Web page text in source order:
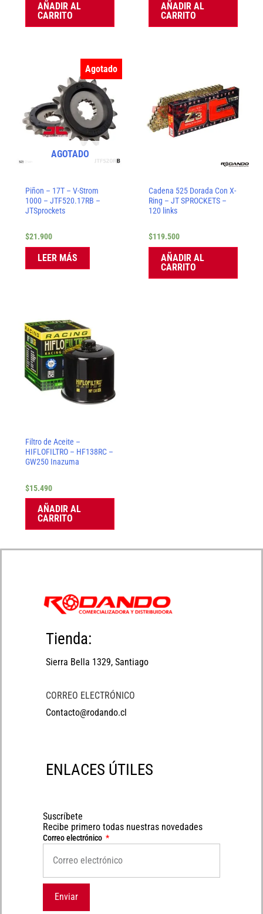
AÑADIR AL
CARRITO
AÑADIR AL
CARRITO
Agotado
AGOTADO
Piñon – 17T – V-Strom
1000 – JTF520.17RB –
JTSprockets
$21.900
LEER MÁS
Cadena 525 Dorada Con X-
Ring – JT SPROCKETS –
120 links
$119.500
AÑADIR AL
CARRITO
Filtro de Aceite –
HIFLOFILTRO – HF138RC –
GW250 Inazuma
$15.490
AÑADIR AL
CARRITO
Tienda:
Sierra Bella 1329, Santiago
CORREO ELECTRÓNICO
Contacto@rodando.cl
ENLACES ÚTILES
Suscríbete
Recibe primero todas nuestras novedades
Correo electrónico
Enviar